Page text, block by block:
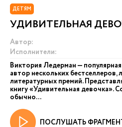
ДЕТЯМ
УДИВИТЕЛЬНАЯ
Автор:
Исполнители:
Виктория Ледерман —
автор нескольких бестселлеров,
литературных премий.
книгу «Удивительная девочка».
обычно...
ПОСЛУШАТЬ